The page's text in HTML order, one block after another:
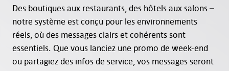
Des boutiques aux restaurants, des hôtels aux salons –
notre système est conçu pour les environnements
réels, où des messages clairs et cohérents sont
essentiels. Que vous lanciez une promo de week-end
ou partagiez des infos de service, vos messages seront